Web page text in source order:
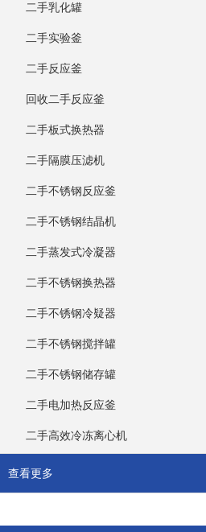
二手乳化罐
二手实验釜
二手反应釜
回收二手反应釜
二手板式换热器
二手隔膜压滤机
二手不锈钢反应釜
二手不锈钢结晶机
二手蒸发式冷凝器
二手不锈钢换热器
二手不锈钢冷疑器
二手不锈钢搅拌罐
二手不锈钢储存罐
二手电加热反应釜
二手高效冷冻离心机
查看更多